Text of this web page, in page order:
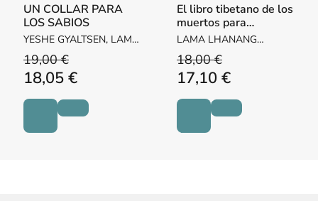
UN COLLAR PARA
LOS SABIOS
YESHE GYALTSEN, LAMA
KACHEN
19,00 €
18,05 €
El libro tibetano de los
muertos para
principiantes
LAMA LHANANG
RINPOCHE / LEVINE,
MORDY
18,00 €
17,10 €